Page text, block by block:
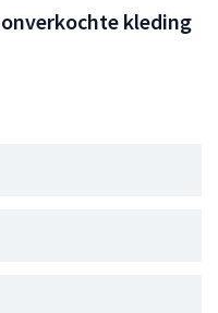
kleding